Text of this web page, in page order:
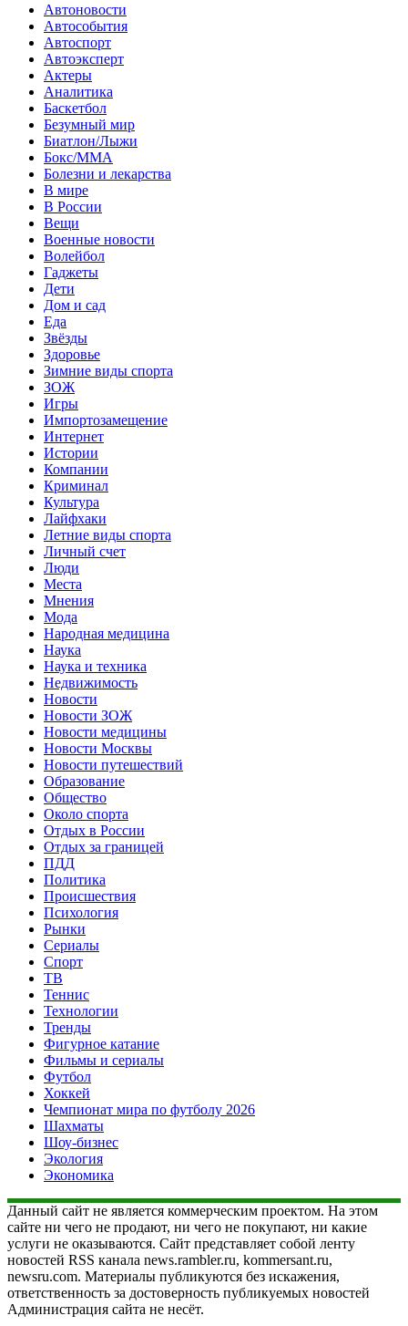
Автоновости
Автособытия
Автоспорт
Автоэксперт
Актеры
Аналитика
Баскетбол
Безумный мир
Биатлон/Лыжи
Бокс/MMA
Болезни и лекарства
В мире
В России
Вещи
Военные новости
Волейбол
Гаджеты
Дети
Дом и сад
Еда
Звёзды
Здоровье
Зимние виды спорта
ЗОЖ
Игры
Импортозамещение
Интернет
Истории
Компании
Криминал
Культура
Лайфхаки
Летние виды спорта
Личный счет
Люди
Места
Мнения
Мода
Народная медицина
Наука
Наука и техника
Недвижимость
Новости
Новости ЗОЖ
Новости медицины
Новости Москвы
Новости путешествий
Образование
Общество
Около спорта
Отдых в России
Отдых за границей
ПДД
Политика
Происшествия
Психология
Рынки
Сериалы
Спорт
ТВ
Теннис
Технологии
Тренды
Фигурное катание
Фильмы и сериалы
Футбол
Хоккей
Чемпионат мира по футболу 2026
Шахматы
Шоу-бизнес
Экология
Экономика
Данный сайт не является коммерческим проектом. На этом
сайте ни чего не продают, ни чего не покупают, ни какие
услуги не оказываются. Сайт представляет собой ленту
новостей RSS канала news.rambler.ru, kommersant.ru,
newsru.com. Материалы публикуются без искажения,
ответственность за достоверность публикуемых новостей
Администрация сайта не несёт.